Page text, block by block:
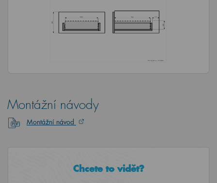
Montážní návody
Montážní návod
Chcete to vidět?